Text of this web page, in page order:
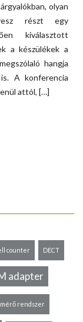
olyan
részt egy
kiválasztott
a készülékek a
hangja
A konferencia
attól, […]
counter DECT
adapter
rendszer